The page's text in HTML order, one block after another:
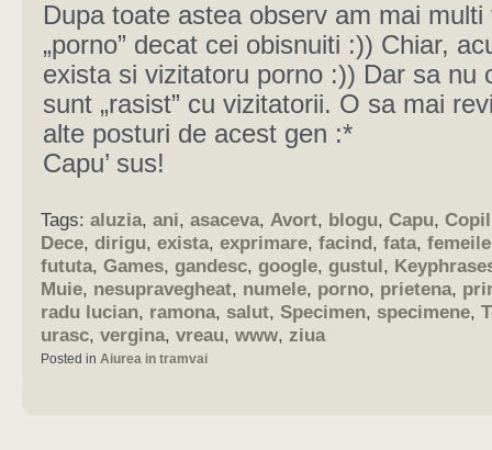
Dupa toate astea observ am mai multi
„porno” decat cei obisnuiti :)) Chiar,
exista si vizitatoru porno :)) Dar sa nu
sunt „rasist” cu vizitatorii. O sa mai
alte posturi de acest gen :*
Capu’ sus!
Tags: aluzia, ani, asaceva, Avort, blogu, Capu, Copil
Dece, dirigu, exista, exprimare, facind, fata, femeile
fututa, Games, gandesc, google, gustul,
Muie, nesupravegheat, numele, porno, prietena,
radu lucian, ramona, salut, Specimen, specimene,
urasc, vergina, vreau, www, ziua
Posted in Aiurea in tramvai